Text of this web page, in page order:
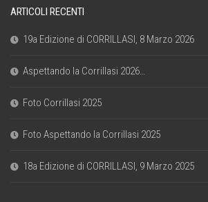
ARTICOLI RECENTI
19a Edizione di CORRILLASI, 8 Marzo 2026
Aspettando la Corrillasi 2026…
Foto Corrillasi 2025
Foto Aspettando la Corrillasi 2025
18a Edizione di CORRILLASI, 9 Marzo 2025